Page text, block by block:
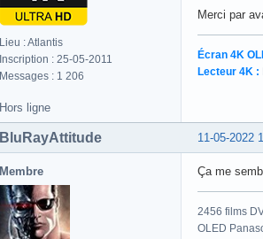
Lieu : Atlantis
Inscription : 25-05-2011
Messages : 1 206
Merci par
Écran 4K
Lecteur 4K :
Hors ligne
11-05-2022
BluRayAttitude
Membre Ça me
2456 films
OLED